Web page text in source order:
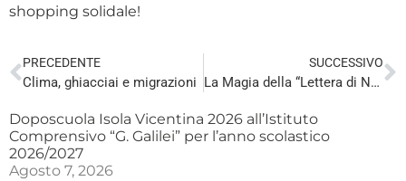
shopping solidale!
PRECEDENTE
Clima, ghiacciai e migrazioni
SUCCESSIVO
La Magia della “Lettera di Natale” di Cooperativa Margherita
Doposcuola Isola Vicentina 2026 all’Istituto
Comprensivo “G. Galilei” per l’anno scolastico
2026/2027
Agosto 7, 2026